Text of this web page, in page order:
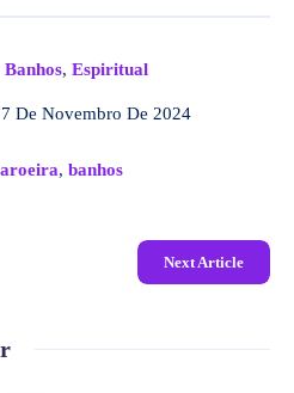
Banhos,Espiritual
7 De Novembro De 2024
aroeira,banhos
Next Article